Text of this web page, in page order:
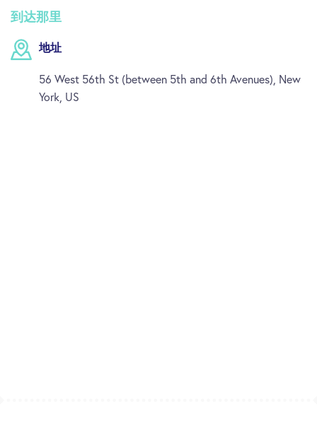
到达那里
地址
56 West 56th St (between 5th and 6th Avenues), New
York, US